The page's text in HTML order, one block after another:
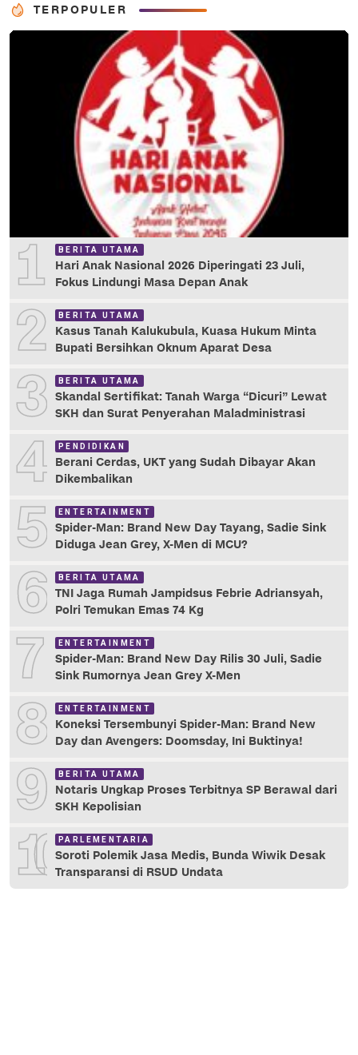
TERPOPULER
1 BERITA UTAMA
Hari Anak Nasional 2026 Diperingati 23 Juli,
Fokus Lindungi Masa Depan Anak
2 BERITA UTAMA
Kasus Tanah Kalukubula, Kuasa Hukum Minta
Bupati Bersihkan Oknum Aparat Desa
3 BERITA UTAMA
Skandal Sertifikat: Tanah Warga “Dicuri” Lewat
SKH dan Surat Penyerahan Maladministrasi
4 PENDIDIKAN
Berani Cerdas, UKT yang Sudah Dibayar Akan
Dikembalikan
5 ENTERTAINMENT
Spider-Man: Brand New Day Tayang, Sadie Sink
Diduga Jean Grey, X-Men di MCU?
6 BERITA UTAMA
TNI Jaga Rumah Jampidsus Febrie Adriansyah,
Polri Temukan Emas 74 Kg
7 ENTERTAINMENT
Spider-Man: Brand New Day Rilis 30 Juli, Sadie
Sink Rumornya Jean Grey X-Men
8 ENTERTAINMENT
Koneksi Tersembunyi Spider-Man: Brand New
Day dan Avengers: Doomsday, Ini Buktinya!
9 BERITA UTAMA
Notaris Ungkap Proses Terbitnya SP Berawal dari
SKH Kepolisian
10 PARLEMENTARIA
Soroti Polemik Jasa Medis, Bunda Wiwik Desak
Transparansi di RSUD Undata